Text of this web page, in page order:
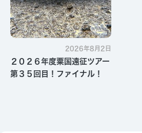
2026年8月2日
２０２６年度粟国遠征ツアー
第３５回目！ファイナル！